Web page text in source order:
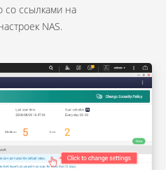
ссылками на
NAS.